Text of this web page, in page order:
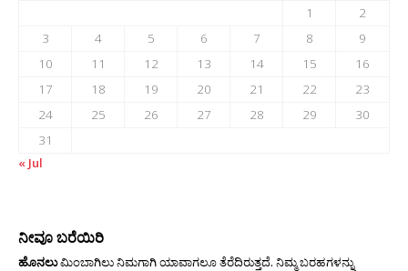
1
2
3
4 5 6 7 8
9
10
11 12 13 14 15
16
17
18 19 20 21 22
23
24
25 26 27 28 29
30
31
« Jul
ನೀವೂ ಬರೆಯಿರಿ
ಹೊನಲುಮಿಂಬಾಗಿಲು ನಿಮಗಾಗಿ ಯಾವಾಗಲೂ ತೆರೆದಿರುತ್ತದೆ. ನಿಮ್ಮ ಬರಹಗಳನ್ನು